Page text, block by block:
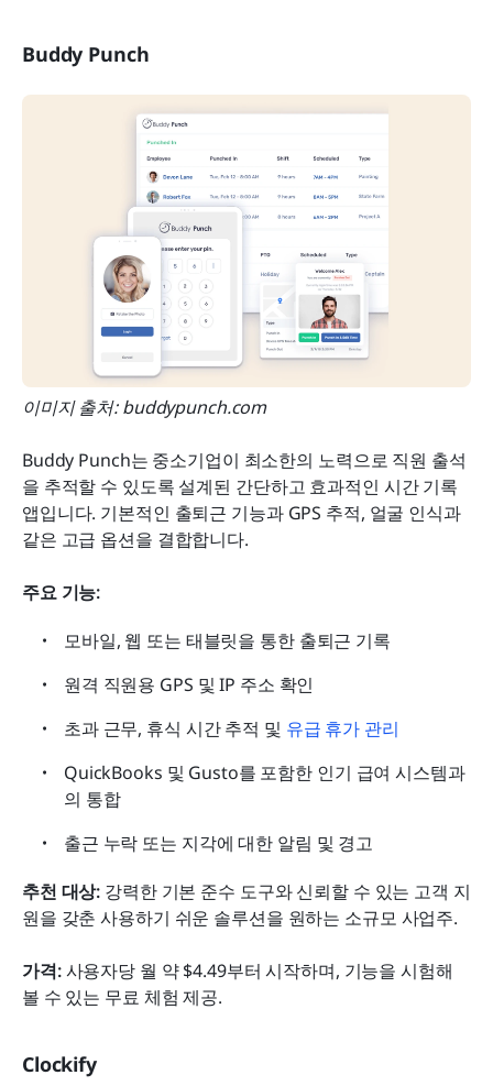
Buddy Punch
이미지 출처: buddypunch.com
Buddy Punch는 중소기업이 최소한의 노력으로 직원 출석
을 추적할 수 있도록 설계된 간단하고 효과적인 시간 기록
앱입니다. 기본적인 출퇴근 기능과 GPS 추적, 얼굴 인식과
같은 고급 옵션을 결합합니다.
주요 기능:
모바일, 웹 또는 태블릿을 통한 출퇴근 기록
원격 직원용 GPS 및 IP 주소 확인
초과 근무, 휴식 시간 추적 및 유급 휴가 관리
QuickBooks 및 Gusto를 포함한 인기 급여 시스템과
의 통합
출근 누락 또는 지각에 대한 알림 및 경고
추천 대상: 강력한 기본 준수 도구와 신뢰할 수 있는 고객 지
원을 갖춘 사용하기 쉬운 솔루션을 원하는 소규모 사업주.
가격: 사용자당 월 약 $4.49부터 시작하며, 기능을 시험해
볼 수 있는 무료 체험 제공.
Clockify